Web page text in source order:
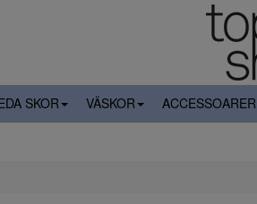
SKOR VÄSKOR ACCESSOARER